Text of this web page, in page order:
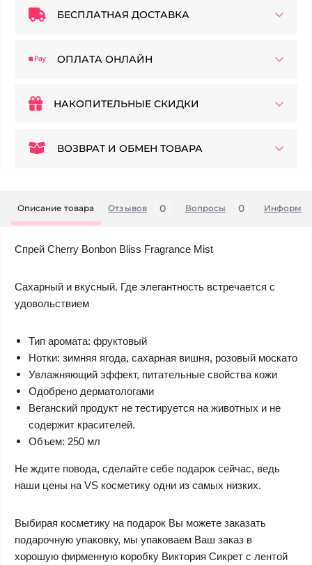
БЕСПЛАТНАЯ ДОСТАВКА
ОПЛАТА ОНЛАЙН
НАКОПИТЕЛЬНЫЕ СКИДКИ
ВОЗВРАТ И ОБМЕН ТОВАРА
Описание товара Отзывов 0 Вопросы 0
Спрей Cherry Bonbon Bliss Fragrance Mist
Сахарный и вкусный. Где элегантность встречается с
удовольствием
Тип аромата: фруктовый
Нотки: зимняя ягода, сахарная вишня, розовый москато
Увлажняющий эффект, питательные свойства кожи
Одобрено дерматологами
Веганский продукт не тестируется на животных и не
содержит красителей.
Объем: 250 мл
Не ждите повода, сделайте себе подарок сейчас, ведь
наши цены на VS косметику одни из самых низких.
Выбирая косметику на подарок Вы можете заказать
подарочную упаковку, мы упаковаем Ваш заказ в
хорошую фирменную коробку Виктория Сикрет с лентой